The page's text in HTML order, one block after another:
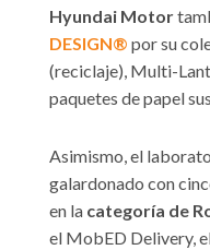
Hyundai Motor
DESIGN® por su
(reciclaje), Multi-
paquetes de papel
Asimismo, el
galardonado con
en la categoría de
el MobED Delivery,